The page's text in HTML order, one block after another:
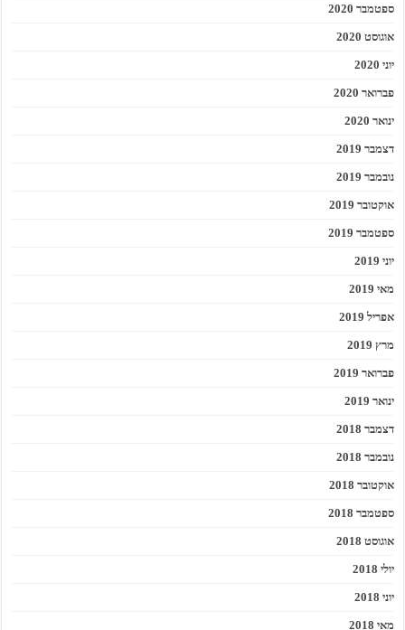
ספטמבר 2020
אוגוסט 2020
יוני 2020
פברואר 2020
ינואר 2020
דצמבר 2019
נובמבר 2019
אוקטובר 2019
ספטמבר 2019
יוני 2019
מאי 2019
אפריל 2019
מרץ 2019
פברואר 2019
ינואר 2019
דצמבר 2018
נובמבר 2018
אוקטובר 2018
ספטמבר 2018
אוגוסט 2018
יולי 2018
יוני 2018
מאי 2018